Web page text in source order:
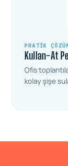
PRATIK
Kullan-At
Ofis
kolay şişe